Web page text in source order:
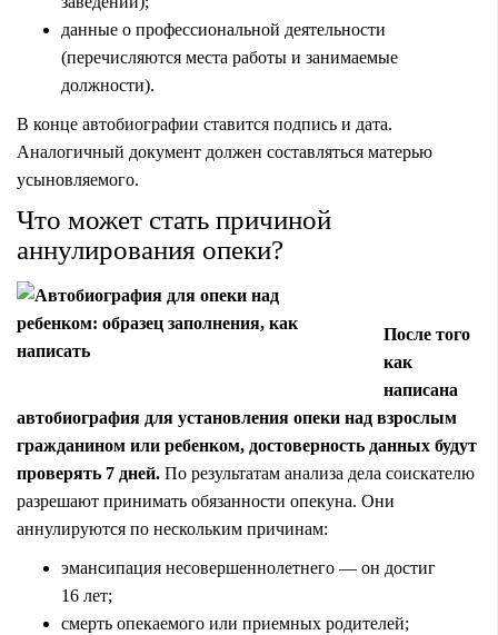
данные о профессиональной деятельности
(перечисляются места работы и занимаемые
должности).
В конце автобиографии ставится подпись и дата.
Аналогичный документ должен составляться матерью
усыновляемого.
Что может стать причиной
аннулирования опеки?
После того
как
написана
автобиография для установления опеки над взрослым
гражданином или ребенком, достоверность данных будут
проверять 7 дней. По результатам анализа дела соискателю
разрешают принимать обязанности опекуна. Они
аннулируются по нескольким причинам:
эмансипация несовершеннолетнего — он достиг
16 лет;
смерть опекаемого или приемных родителей;